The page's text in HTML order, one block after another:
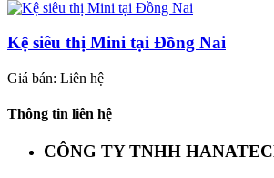
Kệ siêu thị Mini tại Đồng Nai
Giá bán: Liên hệ
Thông tin liên hệ
CÔNG TY TNHH